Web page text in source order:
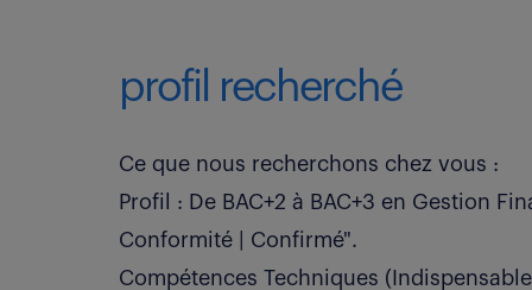
profil recherché
Ce que nous recherchons chez vous :
Profil : De BAC+2 à BAC+3 en Gestion
Conformité | Confirmé".
Compétences Techniques